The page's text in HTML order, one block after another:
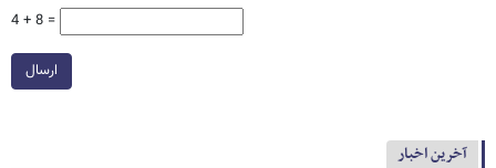
4 + 8 =
ارسال
آخرین اخبار